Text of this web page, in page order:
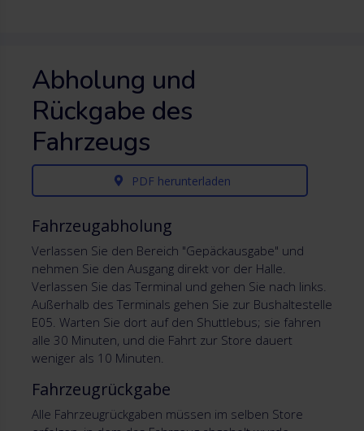
Abholung und
Rückgabe des
Fahrzeugs
PDF herunterladen
Fahrzeugabholung
Verlassen Sie den Bereich "Gepäckausgabe" und
nehmen Sie den Ausgang direkt vor der Halle.
Verlassen Sie das Terminal und gehen Sie nach links.
Außerhalb des Terminals gehen Sie zur Bushaltestelle
E05. Warten Sie dort auf den Shuttlebus; sie fahren
alle 30 Minuten, und die Fahrt zur Store dauert
weniger als 10 Minuten.
Fahrzeugrückgabe
Alle Fahrzeugrückgaben müssen im selben Store